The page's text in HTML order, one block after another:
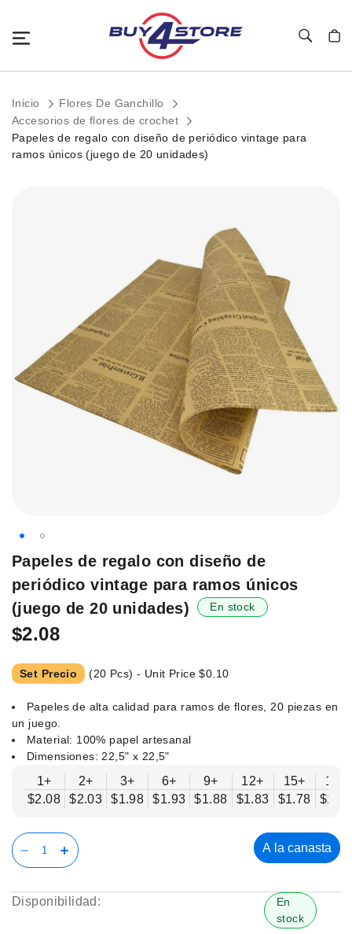
Inicio
Flores De Ganchillo
Accesorios de flores de crochet
Papeles de regalo con diseño de periódico vintage para
ramos únicos (juego de 20 unidades)
Saltar
principio
de
galería
imágenes.
Papeles de regalo con diseño de
periódico vintage para ramos únicos
(juego de 20 unidades)
En stock
$2.08
Set Precio (20 Pcs) - Unit Price$0.10
Papeles de alta calidad para ramos de flores, 20 piezas en
un juego.
Material: 100% papel artesanal
Dimensiones: 22,5" x 22,5"
1+
$2.08
2+
$2.03
3+
$1.98
6+
$1.93
9+
$1.88
12+
$1.83
15+
$1.78
18+
$1.73
A la canasta
Disponibilidad:
En
stock